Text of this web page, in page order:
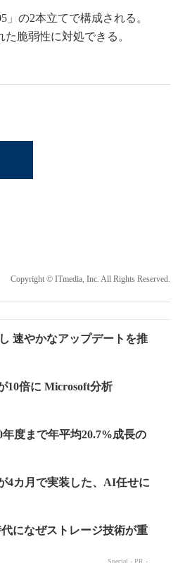
の2本立てで構成される。
脆弱性に対処できる。
Copyright © ITmedia, Inc. All Rights Reserved.